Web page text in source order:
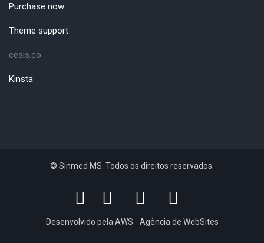
Purchase now
Theme support
cesis.co
Kinsta
© Sinmed MS. Todos os direitos reservados.
Desenvolvido pela AWS - Agência de WebSites